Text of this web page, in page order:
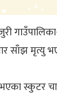
साँझ मृत्यु
भएका स्कुटर